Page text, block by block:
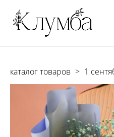
каталог товаров > 1